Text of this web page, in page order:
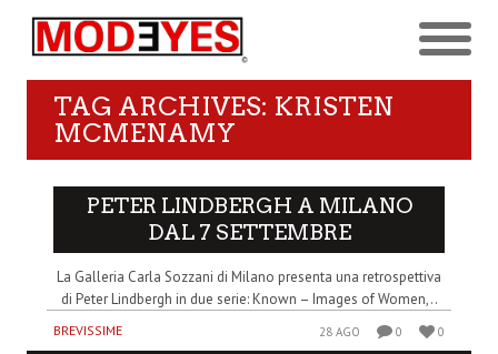
TAG ARCHIVES: KRISTEN
MCMENAMY
PETER LINDBERGH A MILANO
DAL 7 SETTEMBRE
La Galleria Carla Sozzani di Milano presenta una retrospettiva
di Peter Lindbergh in due serie: Known – Images of Women,..
BREVISSIME 28 AGO 0 0